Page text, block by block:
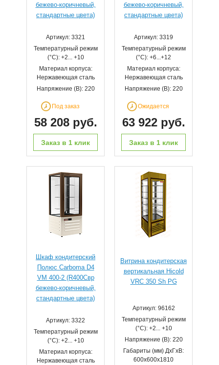
бежево-коричневый,
стандартные цвета)
Артикул: 3321
Температурный режим
(°С): +2... +10
Материал корпуса:
Нержавеющая сталь
Напряжение (В): 220
Под заказ
58 208 руб.
Заказ в 1 клик
бежево-коричневый,
стандартные цвета)
Артикул: 3319
Температурный режим
(°С): +6...+12
Материал корпуса:
Нержавеющая сталь
Напряжение (В): 220
Ожидается
63 922 руб.
Заказ в 1 клик
Шкаф кондитерский
Полюс Carboma D4
VM 400-2 (R400Cвр
бежево-коричневый,
стандартные цвета)
Артикул: 3322
Температурный режим
(°С): +2... +10
Материал корпуса:
Нержавеющая сталь
Витрина кондитерская
вертикальная Hicold
VRC 350 Sh PG
Артикул: 96162
Температурный режим
(°С): +2... +10
Напряжение (В): 220
Габариты (мм) ДхГхВ:
600х600х1810